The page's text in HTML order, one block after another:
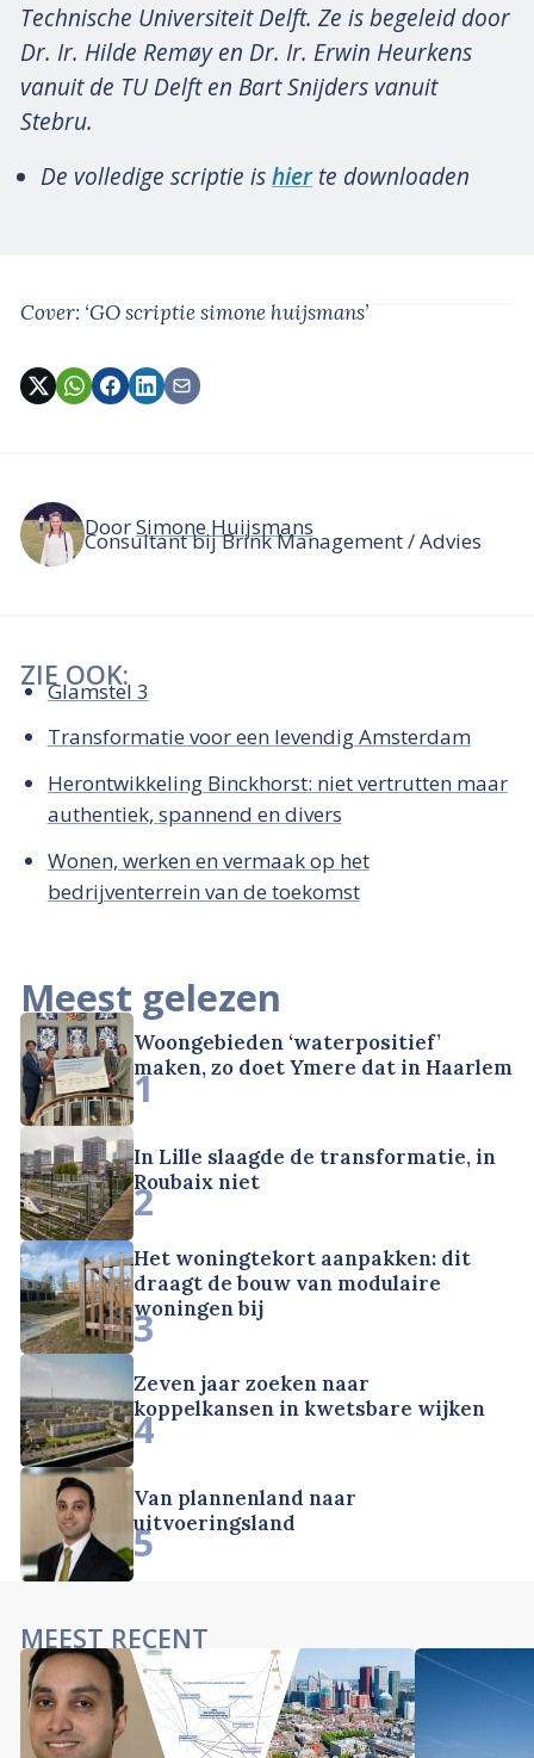
Technische Universiteit Delft. Ze is begeleid door
Dr. Ir. Hilde Remøy en Dr. Ir. Erwin Heurkens
vanuit de TU Delft en Bart Snijders vanuit
Stebru.
De volledige scriptie ishierte downloaden
Cover: ‘GO scriptie simone huijsmans’
DoorSimone Huijsmans
Consultant bij Brink Management / Advies
ZIE OOK:
Glamstel 3
Transformatie voor een levendig Amsterdam
Herontwikkeling Binckhorst: niet vertrutten maar
authentiek, spannend en divers
Wonen, werken en vermaak op het
bedrijventerrein van de toekomst
Meest gelezen
Woongebieden ‘waterpositief’
maken, zo doet Ymere dat in Haarlem
1
In Lille slaagde de transformatie, in
Roubaix niet
2
Het woningtekort aanpakken: dit
draagt de bouw van modulaire
woningen bij
3
Zeven jaar zoeken naar
koppelkansen in kwetsbare wijken
4
Van plannenland naar
uitvoeringsland
5
MEEST RECENT